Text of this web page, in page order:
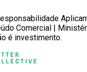
Comercial |
é investimento.